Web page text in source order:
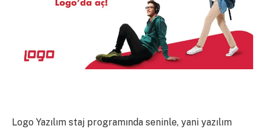
Logo Yazılım staj programında seninle, yani yazılım